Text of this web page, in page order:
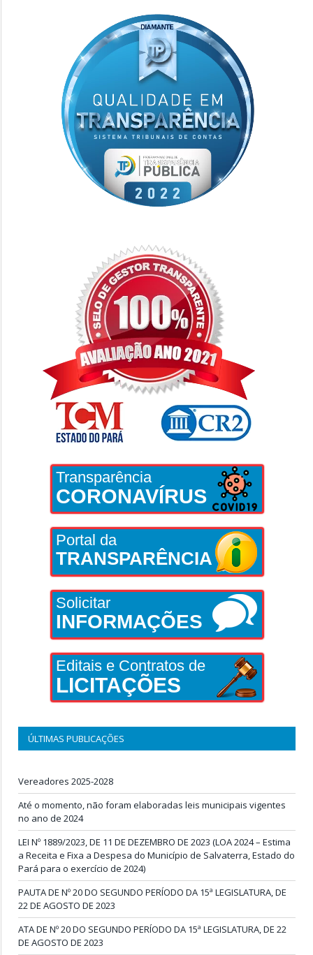
Transparência
CORONAVÍRUS
Portal da
TRANSPARÊNCIA
Solicitar
INFORMAÇÕES
Editais e Contratos de
LICITAÇÕES
ÚLTIMAS PUBLICAÇÕES
Vereadores 2025-2028
Até o momento, não foram elaboradas leis municipais vigentes
no ano de 2024
LEI Nº 1889/2023, DE 11 DE DEZEMBRO DE 2023 (LOA 2024 – Estima
a Receita e Fixa a Despesa do Município de Salvaterra, Estado do
Pará para o exercício de 2024)
PAUTA DE Nº 20 DO SEGUNDO PERÍODO DA 15ª LEGISLATURA, DE
22 DE AGOSTO DE 2023
ATA DE Nº 20 DO SEGUNDO PERÍODO DA 15ª LEGISLATURA, DE 22
DE AGOSTO DE 2023